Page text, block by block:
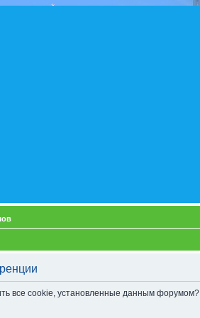
все cookie, установленные данным форумом?